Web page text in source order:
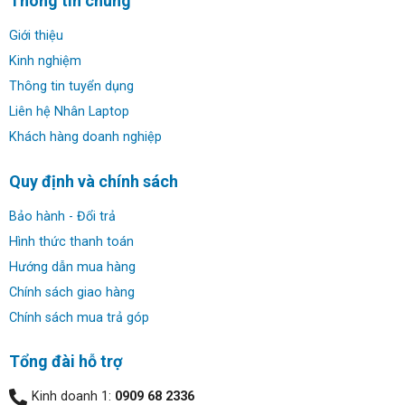
nâng cao hiệu suất công việc và chất lượng giải trí.
Hiệu năng AI vượt trội với chip AMD Ryzen 7:
Trái tim của chiếc laptop
với 8 nhân, 16 luồng, tốc độ tối đa lên đến 5.1 GHz nhờ
Turbo Boost. Điểm đặc biệt là sự tích hợp NPU AMD
Giới thiệu
Kinh nghiệm
Thông tin tuyển dụng
Liên hệ Nhân Laptop
Khách hàng doanh nghiệp
Quy định và chính sách
Bảo hành - Đổi trả
Hình thức thanh toán
Hướng dẫn mua hàng
Chính sách giao hàng
Chính sách mua trả góp
Tổng đài hỗ trợ
Kinh doanh 1: 0909 68 2336